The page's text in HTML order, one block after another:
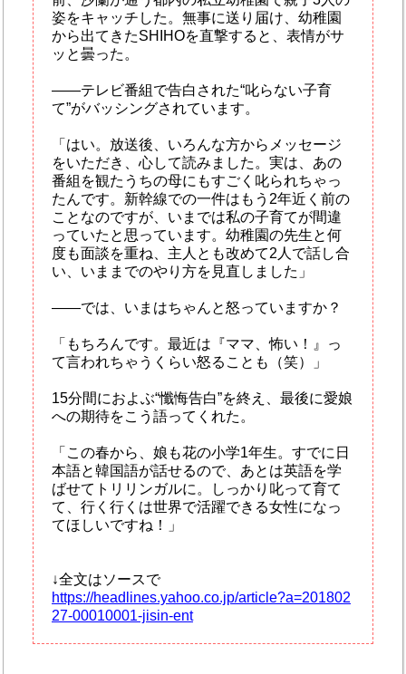
姿をキャッチした。無事に送り届け、幼稚園
から出てきたSHIHOを直撃すると、表情がサ
ッと曇った。
――テレビ番組で告白された“叱らない子育
て”がバッシングされています。
「はい。放送後、いろんな方からメッセージ
をいただき、心して読みました。実は、あの
番組を観たうちの母にもすごく叱られちゃっ
たんです。新幹線での一件はもう2年近く前の
ことなのですが、いまでは私の子育てが間違
っていたと思っています。幼稚園の先生と何
度も面談を重ね、主人とも改めて2人で話し合
い、いままでのやり方を見直しました」
――では、いまはちゃんと怒っていますか？
「もちろんです。最近は『ママ、怖い！』っ
て言われちゃうくらい怒ることも（笑）」
15分間におよぶ“懺悔告白”を終え、最後に愛娘
への期待をこう語ってくれた。
「この春から、娘も花の小学1年生。すでに日
本語と韓国語が話せるので、あとは英語を学
ばせてトリリンガルに。しっかり叱って育て
て、行く行くは世界で活躍できる女性になっ
てほしいですね！」
↓全文はソースで
https://headlines.yahoo.co.jp/article?a=201802
27-00010001-jisin-ent